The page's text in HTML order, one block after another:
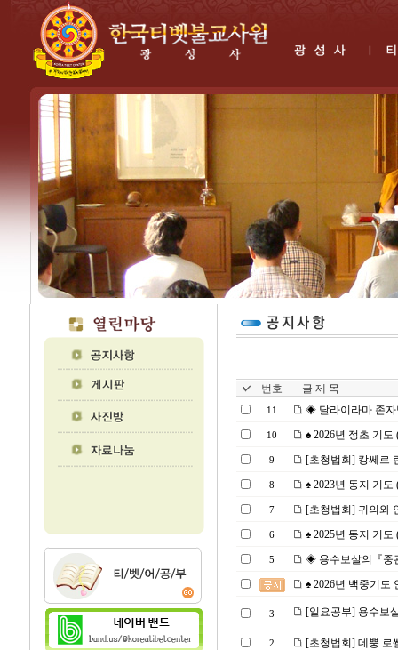
번호 글 제 목
11 ◈ 달라이라마 존자
10 ♠ 2026년 정초 기도
9 [초청법회] 캉쎄르
8 ♠ 2023년 동지 기도
7 [초청법회] 귀의와
6 ♠ 2025년 동지 기도
5
◈ 용수보살의『중
♠ 2026년 백중기도
3 [일요공부] 용수보
2 [초청법회] 데뿡 로